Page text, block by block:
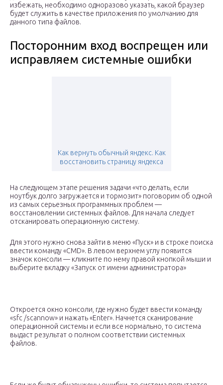
избежать, необходимо одноразово указать, какой браузер
будет служить в качестве приложения по умолчанию для
данного типа файлов.
Посторонним вход воспрещен или
исправляем системные ошибки
Как вернуть обычный яндекс. Как
восстановить страницу яндекса
На следующем этапе решения задачи «что делать, если
ноутбук долго загружается и тормозит» поговорим об одной
из самых серьезных программных проблем —
восстановлении системных файлов. Для начала следует
отсканировать операционную систему.
Для этого нужно снова зайти в меню «Пуск» и в строке поиска
ввести команду «CMD». В левом верхнем углу появится
значок консоли — кликните по нему правой кнопкой мыши и
выберите вкладку «Запуск от имени администратора»
Откроется окно консоли, где нужно будет ввести команду
«sfc /scannow» и нажать «Enter». Начнется сканирование
операционной системы и если все нормально, то система
выдаст результат о полном соответствии системных
файлов.